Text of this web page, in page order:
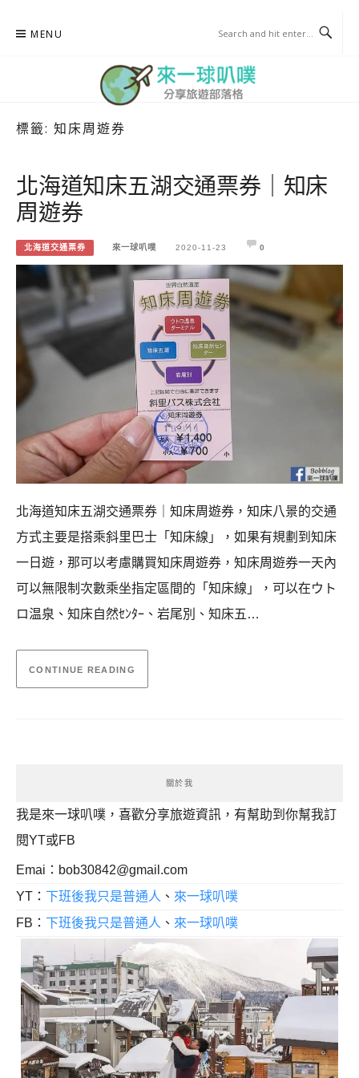
MENU
標籤: 知床周遊券
北海道知床五湖交通票券｜知床
周遊券
北海道交通票券 來一球叭噗 2020-11-23 0
北海道知床五湖交通票券｜知床周遊券，知床八景的交通
方式主要是搭乘斜里巴士「知床線」，如果有規劃到知床
一日遊，那可以考慮購買知床周遊券，知床周遊券一天內
可以無限制次數乘坐指定區間的「知床線」，可以在ウト
ロ温泉、知床自然ｾﾝﾀｰ、岩尾別、知床五…
CONTINUE READING
關於我
我是來一球叭噗，喜歡分享旅遊資訊，有幫助到你幫我訂
閱YT或FB
Emai： bob30842@gmail.com
YT： 下班後我只是普通人 、 來一球叭噗
FB： 下班後我只是普通人 、 來一球叭噗